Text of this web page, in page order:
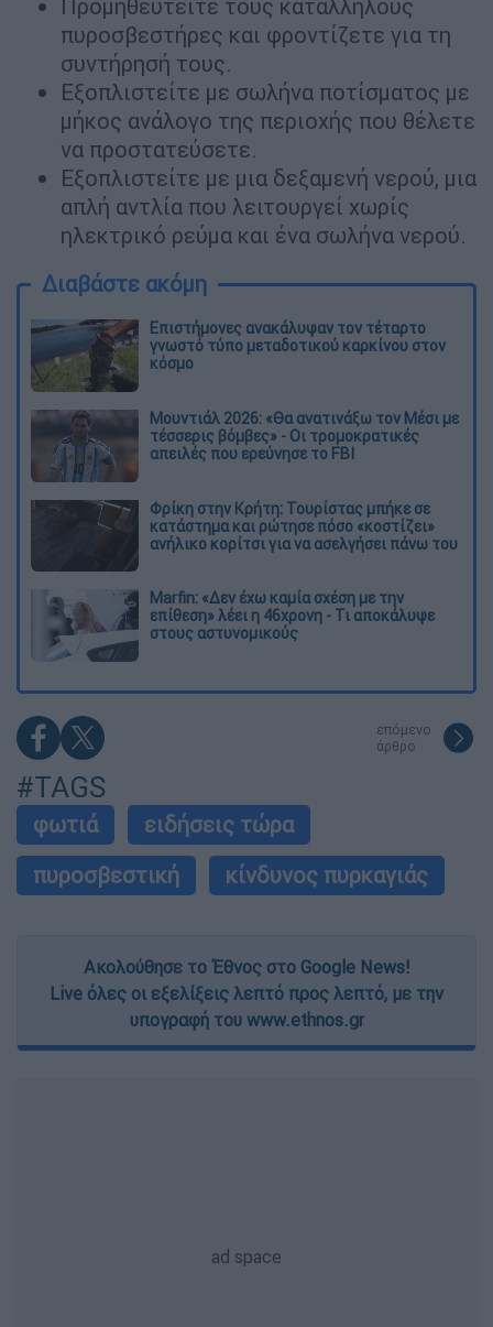
Προμηθευτείτε τους κατάλληλους
πυροσβεστήρες και φροντίζετε για τη
συντήρησή τους.
Εξοπλιστείτε με σωλήνα ποτίσματος με
μήκος ανάλογο της περιοχής που θέλετε
να προστατεύσετε.
Εξοπλιστείτε με μια δεξαμενή νερού, μια
απλή αντλία που λειτουργεί χωρίς
ηλεκτρικό ρεύμα και ένα σωλήνα νερού.
Διαβάστε ακόμη
Επιστήμονες ανακάλυψαν τον τέταρτο
γνωστό τύπο μεταδοτικού καρκίνου στον
κόσμο
Μουντιάλ 2026: «Θα ανατινάξω τον Μέσι με
τέσσερις βόμβες» - Οι τρομοκρατικές
απειλές που ερεύνησε το FBI
Φρίκη στην Κρήτη: Τουρίστας μπήκε σε
κατάστημα και ρώτησε πόσο «κοστίζει»
ανήλικο κορίτσι για να ασελγήσει πάνω του
Marfin: «Δεν έχω καμία σχέση με την
επίθεση» λέει η 46χρονη - Τι αποκάλυψε
στους αστυνομικούς
επόμενο
άρθρο
#TAGS
φωτιά
ειδήσεις τώρα
πυροσβεστική
κίνδυνος πυρκαγιάς
Ακολούθησε το Έθνος στο Google News!
Live όλες οι εξελίξεις λεπτό προς λεπτό, με την
υπογραφή του www.ethnos.gr